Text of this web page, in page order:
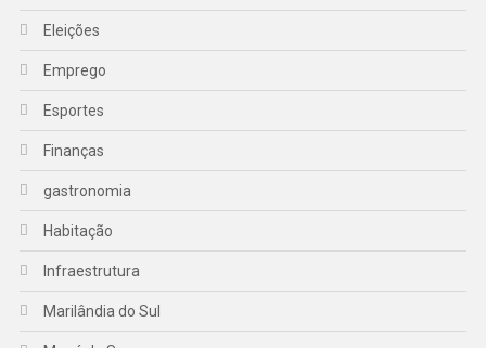
Eleições
Emprego
Esportes
Finanças
gastronomia
Habitação
Infraestrutura
Marilândia do Sul